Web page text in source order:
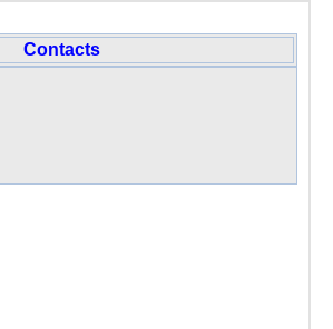
Contacts